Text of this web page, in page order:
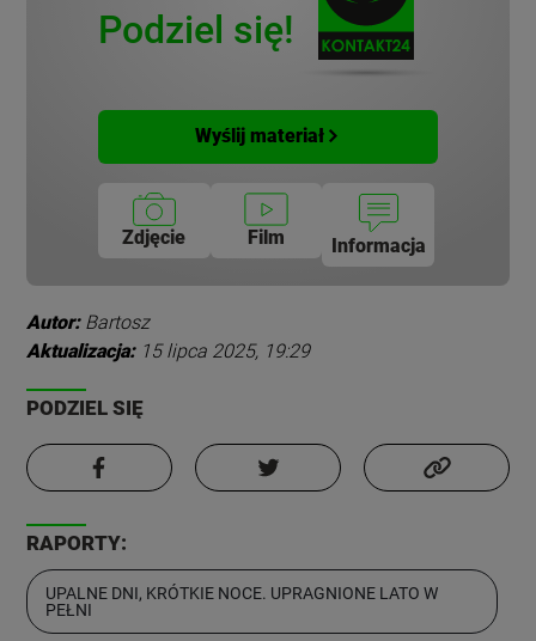
rozpowszechnianie artykułów zamieszczonych w programach oraz na stronach
internetowych TVN S.A. / TVN Media Sp. z o.o. jest zabronione.
Podziel się!
Wyślij materiał
Zdjęcie Film Informacja
Autor: Bartosz
Aktualizacja: 15 lipca 2025, 19:29
PODZIEL SIĘ
RAPORTY:
UPALNE DNI, KRÓTKIE NOCE. UPRAGNIONE LATO W
PEŁNI